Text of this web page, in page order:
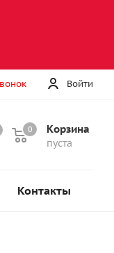
Войти
Корзина
пуста
0
Контакты